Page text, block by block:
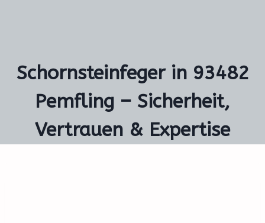
Schornsteinfeger in 93482
Pemfling – Sicherheit,
Vertrauen & Expertise